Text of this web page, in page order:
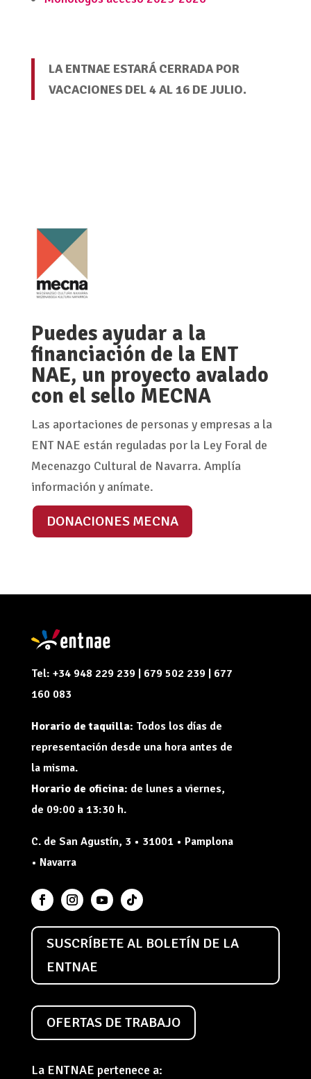
LA ENTNAE ESTARÁ CERRADA POR
VACACIONES DEL 4 AL 16 DE JULIO.
Puedes ayudar a la
financiación de la ENT
NAE, un proyecto avalado
con el sello MECNA
Las aportaciones de personas y empresas a la
ENT NAE están reguladas por la Ley Foral de
Mecenazgo Cultural de Navarra. Amplía
información y anímate.
DONACIONES MECNA
Tel: +34 948 229 239 | 679 502 239 | 677
160 083
Horario de taquilla: Todos los días de
representación desde una hora antes de
la misma.
Horario de oficina: de lunes a viernes,
de 09:00 a 13:30 h.
C. de San Agustín, 3 • 31001 • Pamplona
• Navarra
SUSCRÍBETE AL BOLETÍN DE LA
ENTNAE
OFERTAS DE TRABAJO
La ENTNAE pertenece a: